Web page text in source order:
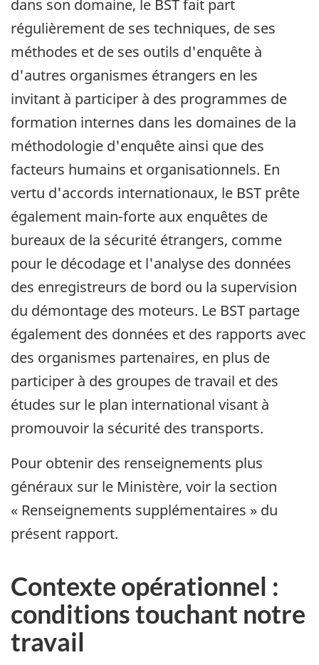
dans son domaine, le BST fait part
régulièrement de ses techniques, de ses
méthodes et de ses outils d'enquête à
d'autres organismes étrangers en les
invitant à participer à des programmes de
formation internes dans les domaines de la
méthodologie d'enquête ainsi que des
facteurs humains et organisationnels. En
vertu d'accords internationaux, le BST prête
également main-forte aux enquêtes de
bureaux de la sécurité étrangers, comme
pour le décodage et l'analyse des données
des enregistreurs de bord ou la supervision
du démontage des moteurs. Le BST partage
également des données et des rapports avec
des organismes partenaires, en plus de
participer à des groupes de travail et des
études sur le plan international visant à
promouvoir la sécurité des transports.
Pour obtenir des renseignements plus
généraux sur le Ministère, voir la section
« Renseignements supplémentaires » du
présent rapport.
Contexte opérationnel :
conditions touchant notre
travail